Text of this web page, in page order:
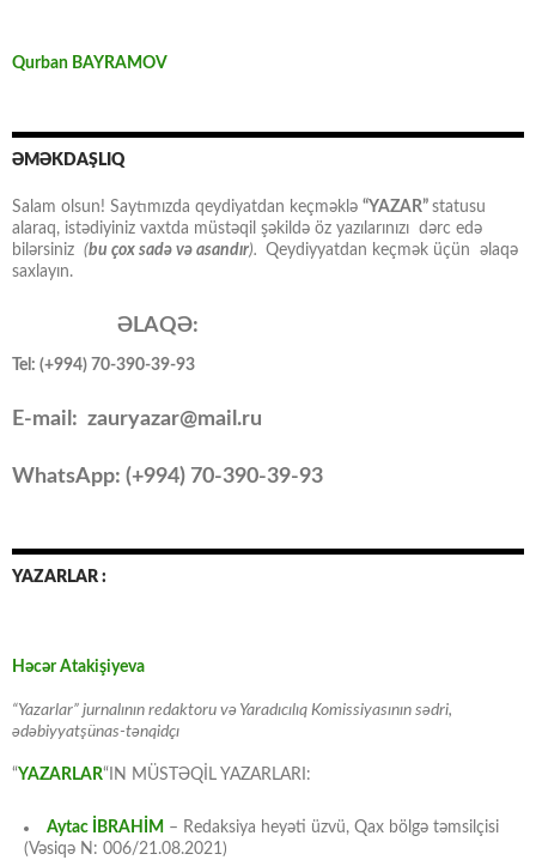
Qurban BAYRAMOV
ƏMƏKDAŞLIQ
Salam olsun! Saytımızda qeydiyatdan keçməklə “YAZAR” statusu
alaraq, istədiyiniz vaxtda müstəqil şəkildə öz yazılarınızı dərc edə
bilərsiniz (bu çox sadə və asandır). Qeydiyyatdan keçmək üçün əlaqə
saxlayın.
ƏLAQƏ:
Tel: (+994) 70-390-39-93
E-mail: zauryazar@mail.ru
WhatsApp: (+994) 70-390-39-93
YAZARLAR :
Həcər Atakişiyeva
“Yazarlar” jurnalının redaktoru və Yaradıcılıq Komissiyasının sədri,
ədəbiyyatşünas-tənqidçı
“YAZARLAR“IN MÜSTƏQİL YAZARLARI:
Aytac İBRAHİM – Redaksiya heyəti üzvü, Qax bölgə təmsilçisi
(Vəsiqə N: 006/21.08.2021)